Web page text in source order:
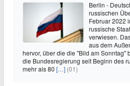
Berlin -
russischen
Februar 2022
russische
verwiesen.
aus dem
hervor, über die die "Bild am Sonntag"
die Bundesregierung seit Beginn des
mehr als 80 […] (01)